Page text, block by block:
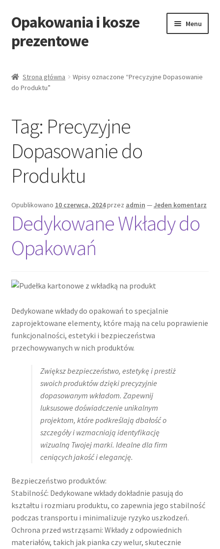
Przejdź
do
nawigacji
Przejdź
do
treści
Opakowania i kosze
prezentowe
Menu
All Categories Shortcode
Cart
Cennik koszy świątecznych
Cennik pudełek z logo
Data Access Request
Frequently Asked Questions
Header & Teaser Shortcode
Latest Blog Posts Shortcode
My Account
My Account
Strona główna
Wpisy oznaczone “Precyzyjne Dopasowanie
do Produktu”
Tag: Precyzyjne
Dopasowanie do
Produktu
Opublikowano 10 czerwca, 2024przez admin —Jeden komentarz
Dedykowane Wkłady do
Opakowań
Dedykowane wkłady do opakowań to specjalnie
zaprojektowane elementy, które mają na celu poprawienie
funkcjonalności, estetyki i bezpieczeństwa
przechowywanych w nich produktów.
Zwiększ bezpieczeństwo, estetykę i prestiż
swoich produktów dzięki precyzyjnie
dopasowanym wkładom. Zapewnij
luksusowe doświadczenie unikalnym
projektom, które podkreślają dbałość o
szczegóły i wzmacniają identyfikację
wizualną Twojej marki. Idealne dla firm
ceniących jakość i elegancję.
Bezpieczeństwo produktów:
Stabilność: Dedykowane wkłady dokładnie pasują do
kształtu i rozmiaru produktu, co zapewnia jego stabilność
podczas transportu i minimalizuje ryzyko uszkodzeń.
Ochrona przed wstrząsami: Wkłady z odpowiednich
materiałów, takich jak pianka czy welur, skutecznie